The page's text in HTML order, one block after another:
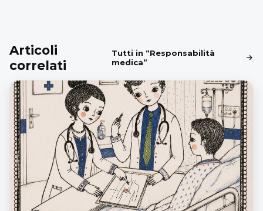
Articoli
correlati
Tutti in “Responsabilità
medica”